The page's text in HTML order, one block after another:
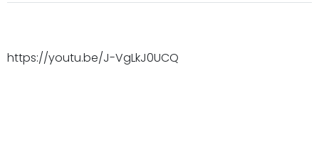
https://youtu.be/J-VgLkJ0UCQ